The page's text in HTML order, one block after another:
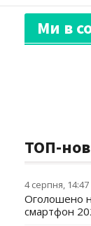
Ми в
ТОП-
4 серпня, 14:47
Оголошено
смартфон